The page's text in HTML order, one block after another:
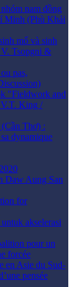
nam đồng
Minh (Phù Khải
mổ và sinh
Tsopgni &
pas,
"Fieldwork and
King /
Thơ) :
dynamique
Daw Aung San
for
akselerasi
pour un
forcée
en Asie du Sud-
pensée